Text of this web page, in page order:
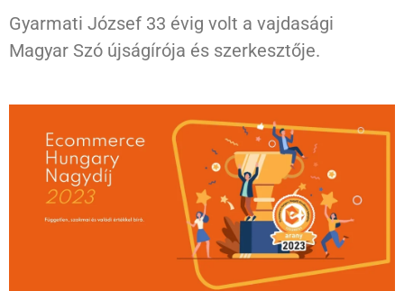
Gyarmati József 33 évig volt a vajdasági
Magyar Szó újságírója és szerkesztője.